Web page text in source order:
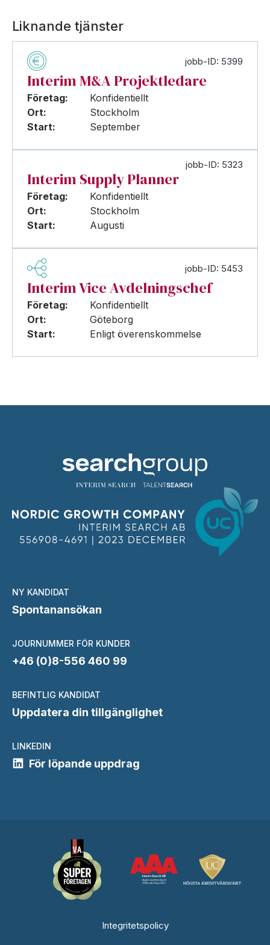
Liknande tjänster
jobb-ID: 5399
Interim M&A Projektledare
Företag:
Konfidentiellt
Ort:
Stockholm
Start:
September
jobb-ID: 5323
Interim Supply Planner
Företag:
Konfidentiellt
Ort:
Stockholm
Start:
Augusti
jobb-ID: 5453
Interim Vice Avdelningschef
Företag:
Konfidentiellt
Ort:
Göteborg
Start:
Enligt överenskommelse
NY KANDIDAT
Spontanansökan
JOURNUMMER FÖR KUNDER
+46 (0)8-556 460 99
BEFINTLIG KANDIDAT
Uppdatera din tillgänglighet
LINKEDIN
För löpande uppdrag
Integritetspolicy